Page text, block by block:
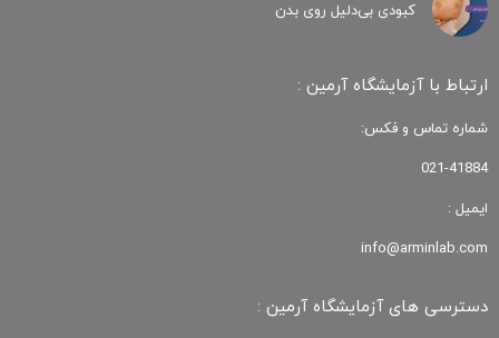
کبودی‌ بی‌دلیل روی بدن
ارتباط با آزمایشگاه آرمین :
شماره تماس و فکس:
021-41884
ایمیل :
info@arminlab.com
دسترسی های آزمایشگاه آرمین :